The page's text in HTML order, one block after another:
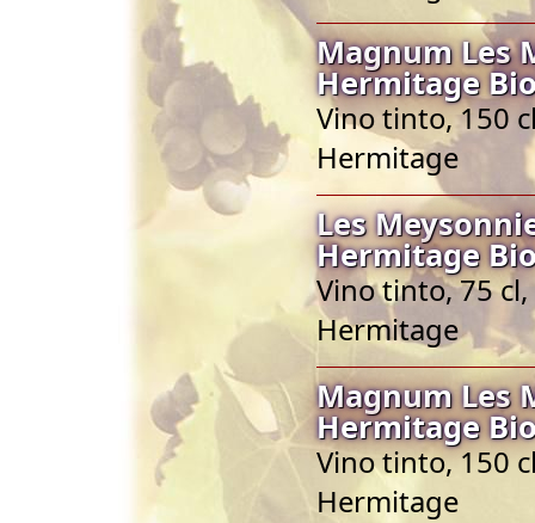
Magnum Les
Hermitage
Vino tinto, 150
Hermitage
Les
Hermitage
Vino tinto, 75 cl,
Hermitage
Magnum Les
Hermitage
Vino tinto, 150
Hermitage